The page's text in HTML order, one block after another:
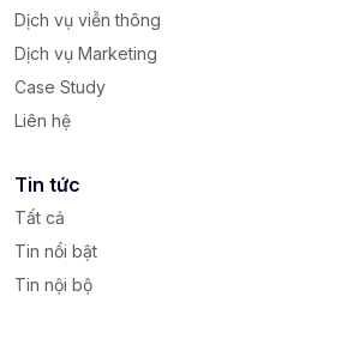
Dịch vụ viễn thông
Dịch vụ Marketing
Case Study
Liên hệ
Tin tức
Tất cả
Tin nổi bật
Tin nội bộ